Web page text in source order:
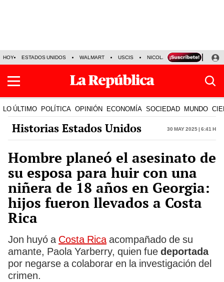
HOY ESTADOS UNIDOS WALMART USCIS NICOLÁS MADURO P-8
LO ÚLTIMO POLÍTICA OPINIÓN ECONOMÍA SOCIEDAD MUNDO
Historias Estados Unidos 30 May 2025 | 6:41 h
Hombre planeó el asesinato de
su esposa para huir con una
niñera de 18 años en Georgia:
hijos fueron llevados a Costa
Rica
Jon huyó a Costa Ricaacompañado de su
amante, Paola Yarberry, quien fue deportada
por negarse a colaborar en la investigación del
crimen.